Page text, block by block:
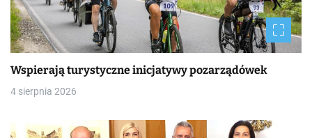
Wspierają turystyczne inicjatywy pozarządówek
4 sierpnia 2026